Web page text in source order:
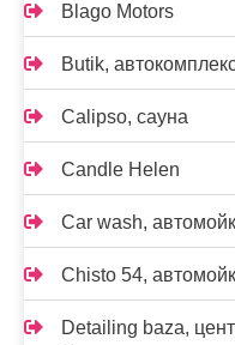
Blago Motors
Butik,
Calipso, сауна
Candle Helen
Car wash,
Chisto 54,
Detailing baza,